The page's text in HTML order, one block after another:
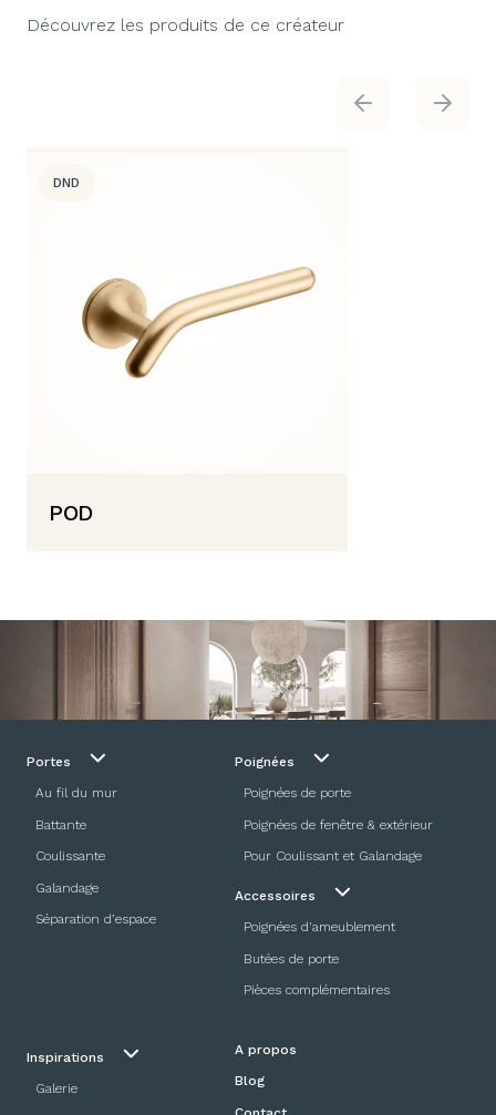
Découvrez les produits de ce créateur
DND
POD
Portes
Au fil du mur
Battante
Coulissante
Galandage
Séparation d’espace
Poignées
Poignées de porte
Poignées de fenêtre & extérieur
Pour Coulissant et Galandage
Accessoires
Poignées d'ameublement
Butées de porte
Pièces complémentaires
Inspirations
Galerie
A propos
Blog